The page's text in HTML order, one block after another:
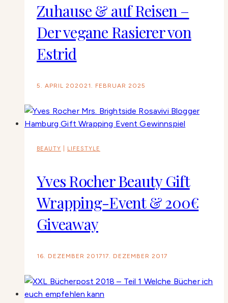
Zuhause & auf Reisen –
Der vegane Rasierer von
Estrid
5. APRIL 2020 21. FEBRUAR 2025
BEAUTY LIFESTYLE
Yves Rocher Beauty Gift
Wrapping-Event & 200€
Giveaway
16. DEZEMBER 201717. DEZEMBER 2017